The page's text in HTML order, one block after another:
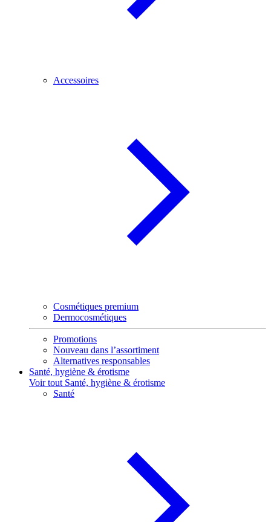
Accessoires
Cosmétiques premium
Dermocosmétiques
Promotions
Nouveau dans l’assortiment
Alternatives responsables
Santé, hygiène & érotisme
Voir tout Santé, hygiène & érotisme
Santé